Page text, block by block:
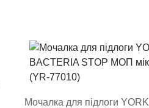
Поставте оцінку товару
Мочалка для підлоги YORK